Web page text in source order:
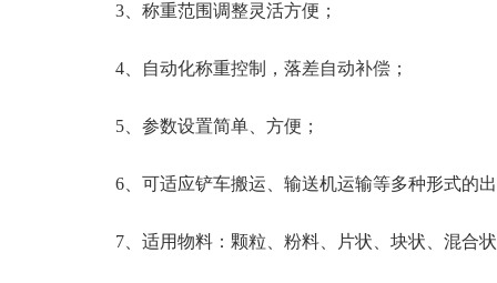
3、称重范围调整灵活方便；
4、自动化称重控制，落差自动补偿；
5、参数设置简单、方便；
6、可适应铲车搬运、输送机运输等多种形式的出
7、适用物料：颗粒、粉料、片状、块状、混合状